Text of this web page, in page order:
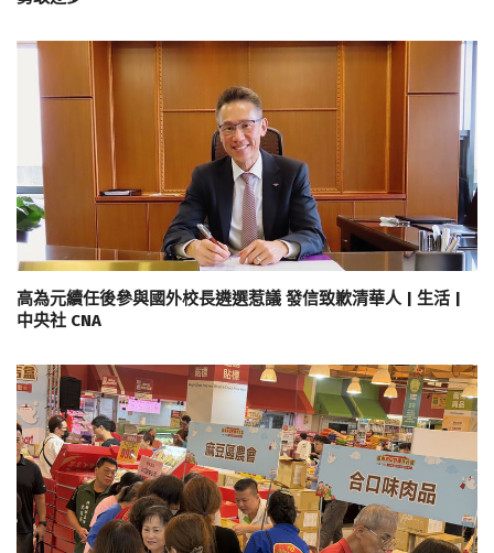
高為元續任後參與國外校長遴選惹議 發信致歉清華人 | 生活 |
中央社 CNA